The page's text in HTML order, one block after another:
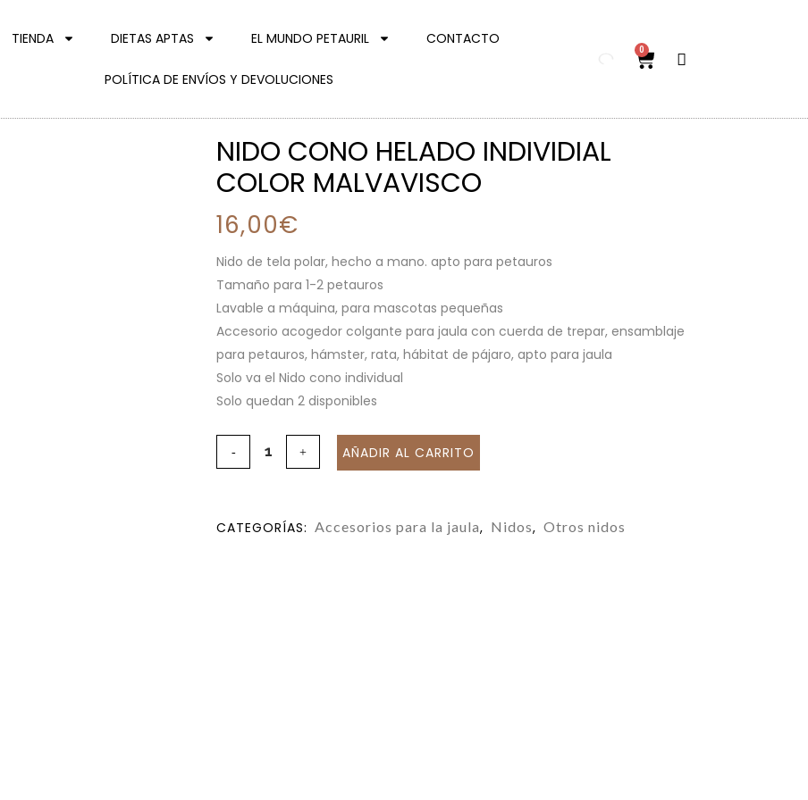
TIENDA DIETAS APTAS EL MUNDO PETAURIL CONTACTO
POLÍTICA DE ENVÍOS Y DEVOLUCIONES
0
NIDO CONO HELADO INDIVIDIAL
COLOR MALVAVISCO
16,00€
Nido de tela polar, hecho a mano. apto para petauros
Tamaño para 1-2 petauros
Lavable a máquina, para mascotas pequeñas
Accesorio acogedor colgante para jaula con cuerda de trepar, ensamblaje
para petauros, hámster, rata, hábitat de pájaro, apto para jaula
Solo va el Nido cono individual
Solo quedan 2 disponibles
AÑADIR AL CARRITO
CATEGORÍAS: Accesorios para la jaula, Nidos, Otros nidos